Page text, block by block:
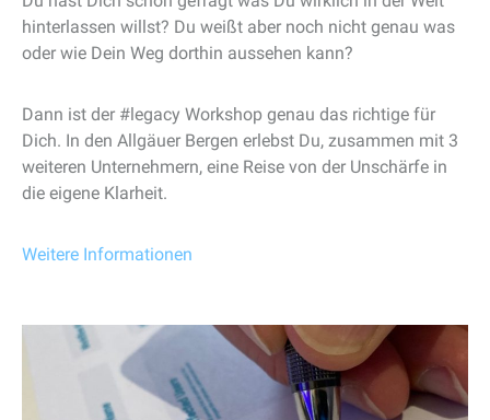
hinterlassen willst? Du weißt aber noch nicht genau was
oder wie Dein Weg dorthin aussehen kann?
Dann ist der #legacy Workshop genau das richtige für
Dich. In den Allgäuer Bergen erlebst Du, zusammen mit 3
weiteren Unternehmern, eine Reise von der Unschärfe in
die eigene Klarheit.
Weitere Informationen